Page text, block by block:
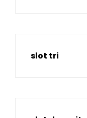
slot tri